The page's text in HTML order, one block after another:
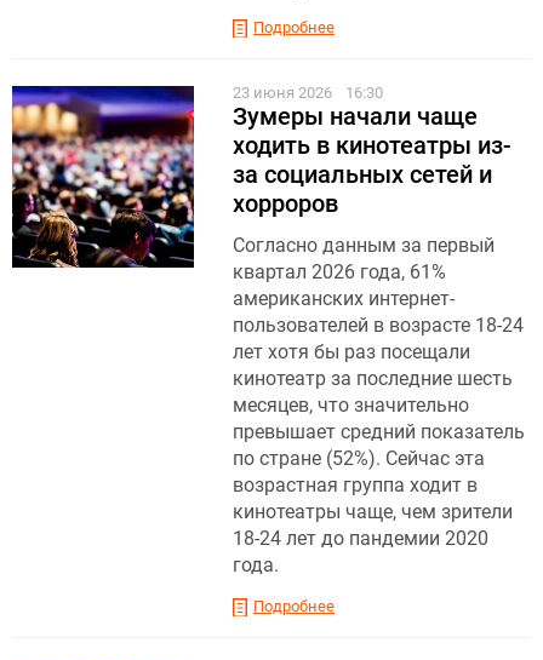
Подробнее
23 июня 2026 16:30
Зумеры начали чаще
ходить в кинотеатры из-
за социальных сетей и
хорроров
Согласно данным за первый
квартал 2026 года, 61%
американских интернет-
пользователей в возрасте 18-24
лет хотя бы раз посещали
кинотеатр за последние шесть
месяцев, что значительно
превышает средний показатель
по стране (52%). Сейчас эта
возрастная группа ходит в
кинотеатры чаще, чем зрители
18-24 лет до пандемии 2020
года.
Подробнее